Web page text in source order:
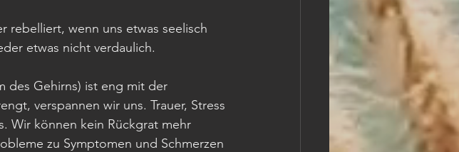
etwas nicht verdaulich.
verspannen wir uns. Trauer, Stress
Wir können kein Rückgrat mehr
zu Symptomen und Schmerzen